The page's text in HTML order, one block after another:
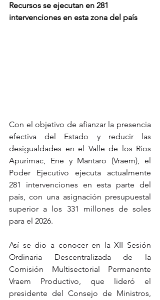
Recursos se ejecutan en 281
intervenciones en esta zona del país
Con el objetivo de afianzar la presencia
efectiva del Estado y reducir las
desigualdades en el Valle de los Ríos
Apurímac, Ene y Mantaro (Vraem), el
Poder Ejecutivo ejecuta actualmente
281 intervenciones en esta parte del
país, con una asignación presupuestal
superior a los 331 millones de soles
para el 2026.
Así se dio a conocer en la XII Sesión
Ordinaria Descentralizada de la
Comisión Multisectorial Permanente
Vraem Productivo, que lideró el
presidente del Consejo de Ministros,